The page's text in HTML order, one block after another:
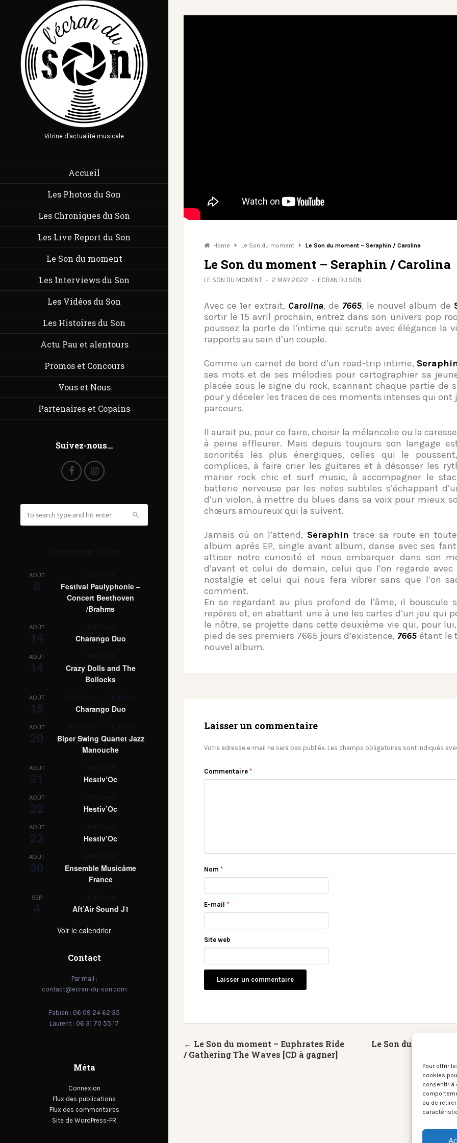
Pour offrir
cookies
consentir à
ou de
Vitrine d'actualité musicale
Accueil
Les Photos du Son
Les Chroniques du Son
Les Live Report du Son
Le Son du moment
Les Interviews du Son
Les Vidéos du Son
Les Histoires du Son
Actu Pau et alentours
Promos et Concours
Vous et Nous
Partenaires et Copains
Suivez-nous…
Évènements à venir
AOÛT
8
20 h 00 min
Festival Paulyphonie –
Concert Beethoven
/Brahms
AOÛT
14
18 h 30 min
Charango Duo
AOÛT
14
19 h 00 min
Crazy Dolls and The
Bollocks
AOÛT
15
11 h 00 min - 17 h 00 min
Charango Duo
AOÛT
20
16 h 00 min - 17 h 00 min
Biper Swing Quartet Jazz
Manouche
AOÛT
21
19 h 30 min
Hestiv’Oc
AOÛT
22
17 h 30 min
Hestiv’Oc
AOÛT
23
16 h 30 min
Hestiv’Oc
AOÛT
30
20 h 00 min
Ensemble Musicâme
France
SEP
4
18 h 00 min
Aft’Air Sound J1
Voir le calendrier
Contact
Par mail :
contact@ecran-du-son.com
Fabien : 06 09 24 62 35
Laurent : 06 31 70 55 17
Méta
Connexion
Flux des publications
Flux des commentaires
Site de WordPress-FR
Home Le Son du moment Le Son du moment – Seraphin / Carolina
Le Son du moment – Seraphin / Carolina
LE SON DU MOMENT 2 MAR 2022 ECRAN DU SON
Avec ce 1er extrait, Carolina, de 7665, le nouvel album de
sortir le 15 avril prochain, entrez dans son univers pop
poussez la porte de l’intime qui scrute avec élégance la
rapports au sein d’un couple.
Comme un carnet de bord d’un road-trip intime,
ses mots et de ses mélodies pour cartographier sa
placée sous le signe du rock, scannant chaque partie de
pour y déceler les traces de ces moments intenses qui ont
parcours.
Il aurait pu, pour ce faire, choisir la mélancolie ou la
à peine effleurer. Mais depuis toujours son langage
sonorités les plus énergiques, celles qui le
complices, à faire crier les guitares et à désosser les
marier rock chic et surf music, à accompagner le
batterie nerveuse par les notes subtiles s’échappant
d’un violon, à mettre du blues dans sa voix pour mieux
chœurs amoureux qui la suivent.
Jamais où on l’attend, Seraphin trace sa route en
album après EP, single avant album, danse avec ses
attiser notre curiosité et nous embarquer dans son
d’avant et celui de demain, celui que l’on regarde avec
nostalgie et celui qui nous fera vibrer sans que l’on
comment.
En se regardant au plus profond de l’âme, il bouscule
repères et, en abattant une à une les cartes d’un jeu qui
le nôtre, se projette dans cette deuxième vie qui, pour
pied de ses premiers 7665 jours d’existence, 7665 étant le
nouvel album.
Laisser un commentaire
Votre adresse e-mail ne sera pas publiée. Les champs obligatoires sont indiqués
Commentaire *
Nom *
E-mail *
Site web
Le Son du moment
← Le Son du moment – Euphrates Ride
/ Gathering The Waves [CD à gagner]